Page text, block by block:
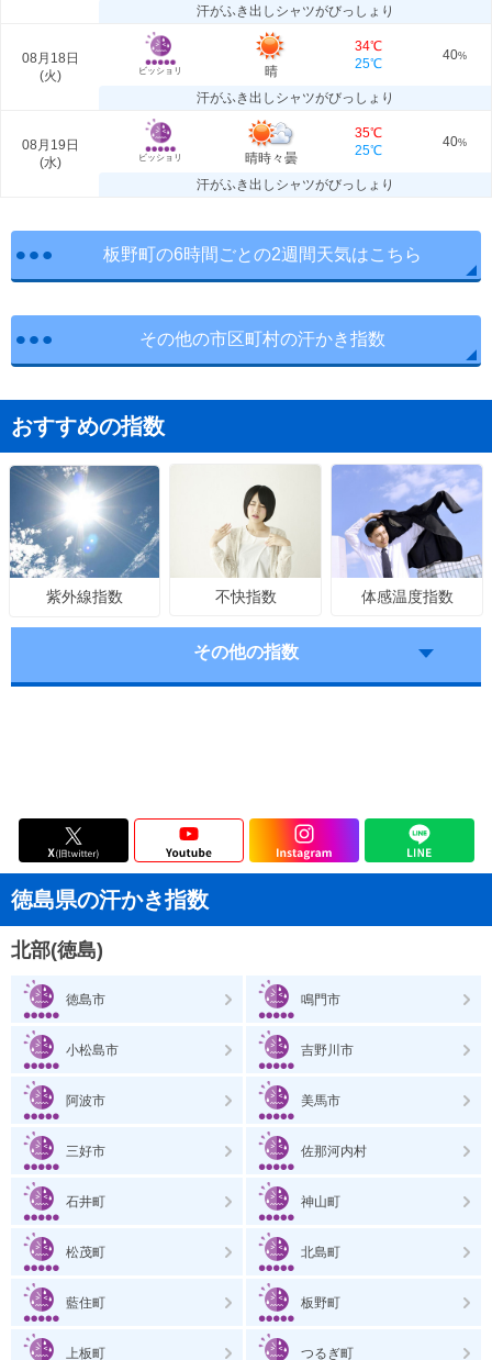
汗がふき出しシャツがびっしょり
08月18日
(火) ビッショリ 晴
34℃
25℃
40%
汗がふき出しシャツがびっしょり
08月19日
(水) ビッショリ 晴時々曇
35℃
25℃
40%
汗がふき出しシャツがびっしょり
板野町の6時間ごとの2週間天気はこちら
その他の市区町村の汗かき指数
おすすめの指数
紫外線指数 不快指数 体感温度指数
その他の指数
徳島県の汗かき指数
北部(徳島)
徳島市 鳴門市
小松島市 吉野川市
阿波市 美馬市
三好市 佐那河内村
石井町 神山町
松茂町 北島町
藍住町 板野町
上板町 つるぎ町